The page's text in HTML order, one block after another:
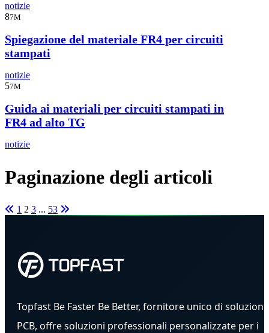
notizie
87M
Spiegazione del materiale FR4 per circuiti
stampati
notizie
57M
Guida ai materiali per circuiti stampati in
FR4 ad alto TG
notizie
Paginazione degli articoli
1 2 3 ... 53
Topfast Be Faster Be Better, fornitore unico di soluzioni
PCB, offre soluzioni professionali personalizzate per i